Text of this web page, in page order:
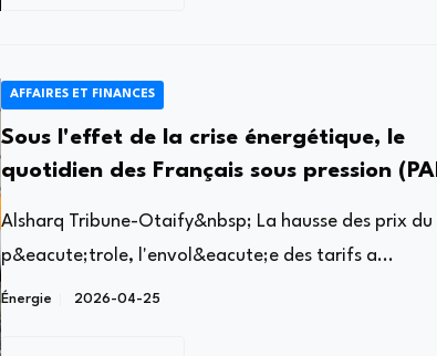
AFFAIRES ET FINANCES
Sous l'effet de la crise énergétique, le
quotidien des Français sous pression
Alsharq Tribune-Otaify&nbsp; La hausse des prix du
p&eacute;trole, l'envol&eacute;e des tarifs a...
Énergie 2026-04-25